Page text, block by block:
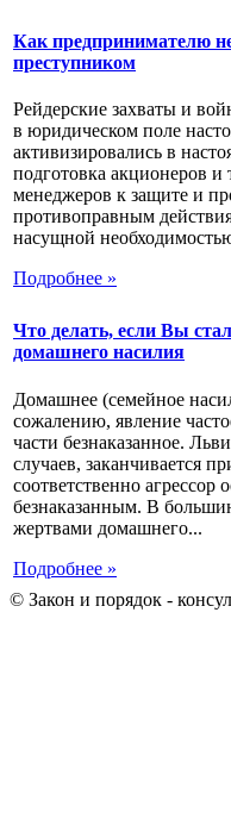
Как предпринимателю
преступником
Рейдерские захваты и
в юридическом поле
активизировались в
подготовка акционеров и
менеджеров к защите и
противоправным
насущной
Подробнее »
Что делать, если Вы
домашнего насилия
Домашнее (семейное
сожалению, явление
части безнаказанное.
случаев, заканчивается
соответственно агрессор
безнаказанным. В
жертвами домашнего...
Подробнее »
© Закон и порядок -